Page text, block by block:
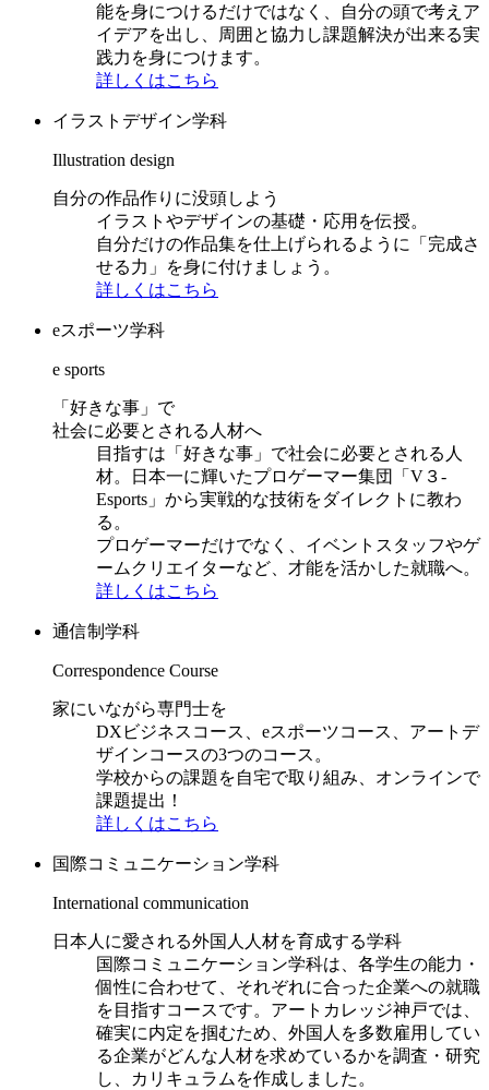
能を身につけるだけではなく、自分の頭で考えア
イデアを出し、周囲と協力し課題解決が出来る実
践力を身につけます。
詳しくはこちら
イラストデザイン学科
Illustration design
自分の作品作りに没頭しよう
イラストやデザインの基礎・応用を伝授。
自分だけの作品集を仕上げられるように「完成さ
せる力」を身に付けましょう。
詳しくはこちら
eスポーツ学科
e sports
「好きな事」で
社会に必要とされる人材へ
目指すは「好きな事」で社会に必要とされる人
材。日本一に輝いたプロゲーマー集団「V３-
Esports」から実戦的な技術をダイレクトに教わ
る。
プロゲーマーだけでなく、イベントスタッフやゲ
ームクリエイターなど、才能を活かした就職へ。
詳しくはこちら
通信制学科
Correspondence Course
家にいながら専門士を
DXビジネスコース、eスポーツコース、アートデ
ザインコースの3つのコース。
学校からの課題を自宅で取り組み、オンラインで
課題提出！
詳しくはこちら
国際コミュニケーション学科
International communication
日本人に愛される外国人人材を育成する学科
国際コミュニケーション学科は、各学生の能力・
個性に合わせて、それぞれに合った企業への就職
を目指すコースです。アートカレッジ神戸では、
確実に内定を掴むため、外国人を多数雇用してい
る企業がどんな人材を求めているかを調査・研究
し、カリキュラムを作成しました。